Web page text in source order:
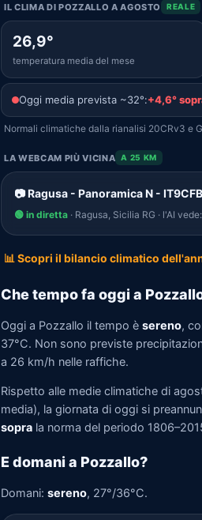
IL CLIMA DI POZZALLO A AGOSTO REALE
26,9°
temperatura media del mese
Oggi media prevista ~32°:+4,6°
Normali climatiche dalla rianalisi 20CRv3 e
LA WEBCAM PIÙ VICINA A 25 KM
📷 Ragusa - Panoramica N - IT9CFB
🟢 in diretta · Ragusa, Sicilia RG · l'AI
📊 Scopri il bilancio climatico
Che tempo fa oggi a
Oggi a Pozzallo il tempo è sereno,
37°C. Non sono previste
a 26 km/h nelle raffiche.
Rispetto alle medie climatiche di
media), la giornata di oggi si
sopra la norma del periodo
E domani a Pozzallo?
Domani: sereno, 27°/36°C.